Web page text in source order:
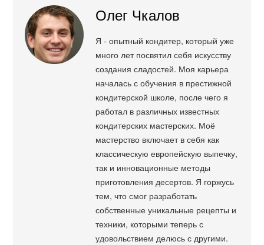
Олег Чкалов
Я - опытный кондитер, который уже
много лет посвятил себя искусству
создания сладостей. Моя карьера
началась с обучения в престижной
кондитерской школе, после чего я
работал в различных известных
кондитерских мастерских. Моё
мастерство включает в себя как
классическую европейскую выпечку,
так и инновационные методы
приготовления десертов. Я горжусь
тем, что смог разработать
собственные уникальные рецепты и
техники, которыми теперь с
удовольствием делюсь с другими.